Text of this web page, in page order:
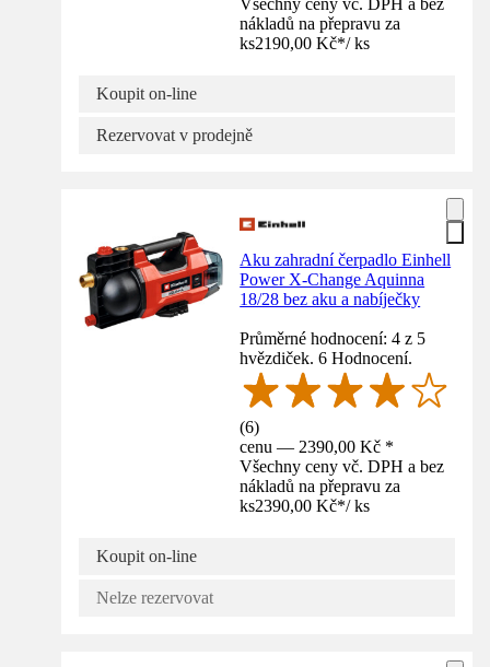
nákladů na přepravu za
ks2190,00 Kč*/ ks
Koupit on-line
Rezervovat v prodejně
Aku zahradní čerpadlo Einhell
Power X-Change Aquinna
18/28 bez aku a nabíječky
Průměrné hodnocení: 4 z 5
hvězdiček. 6 Hodnocení.
(6)
cenu — 2390,00 Kč *
Všechny ceny vč. DPH a bez
nákladů na přepravu za
ks2390,00 Kč*/ ks
Koupit on-line
Nelze rezervovat